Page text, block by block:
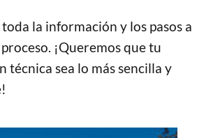
la información y los pasos a
¡Queremos que tu
técnica sea lo más sencilla y